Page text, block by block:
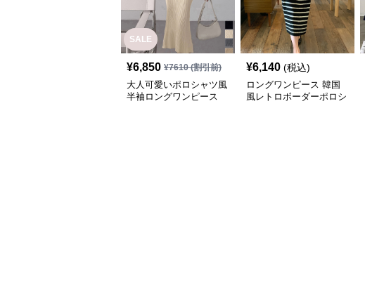
SALE
¥6,850 ¥7610(割引前)
大人可愛いポロシャツ風
半袖ロングワンピース
¥6,140 (税込)
ロングワンピース 韓国
風レトロボーダーポロシ